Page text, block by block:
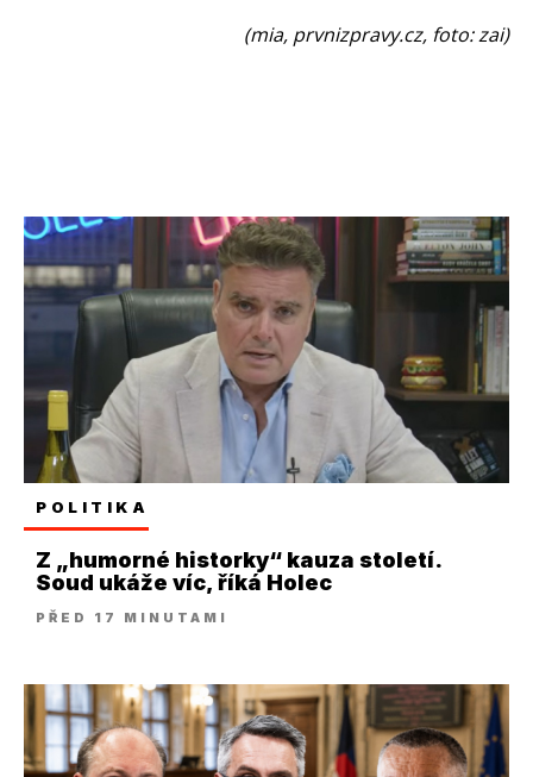
(mia, prvnizpravy.cz, foto: zai)
POLITIKA
Z „humorné historky“ kauza století.
Soud ukáže víc, říká Holec
PŘED 17 MINUTAMI